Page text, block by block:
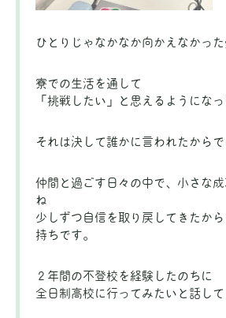
ひとりじゃなかなか向かえなかった
寮での生活を通して
「挑戦したい」と思えるようになっ
それは決して誰かに言われたからで
仲間と過ごす日々の中で、小さな
ね
少しずつ自信を取り戻してきたか
持ちです。
２年間の不登校を経験したのちに
全日制高校に行ってみたいと話して